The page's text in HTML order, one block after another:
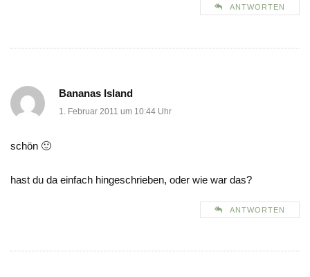
ANTWORTEN
Bananas Island
1. Februar 2011 um 10:44 Uhr
schön 🙂
hast du da einfach hingeschrieben, oder wie war das?
ANTWORTEN